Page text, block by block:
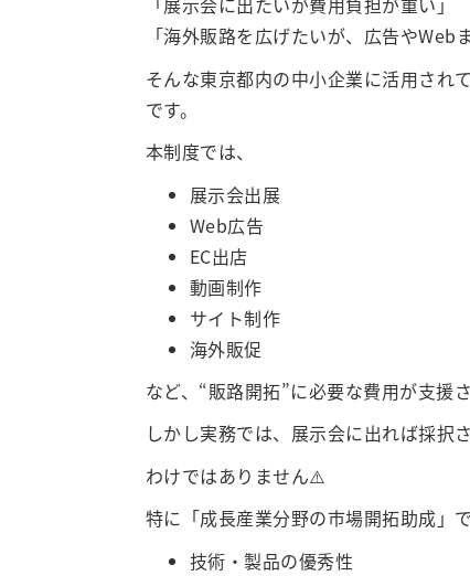
「海外販路を広げたいが、広告やWeb
そんな東京都内の中小企業に活用され
です。
本制度では、
展示会出展
Web広告
EC出店
動画制作
サイト制作
海外販促
など、“販路開拓”に必要な費用が支援さ
しかし実務では、展示会に出れば採択
わけではありません⚠️
特に「成長産業分野の市場開拓助成」で
技術・製品の優秀性